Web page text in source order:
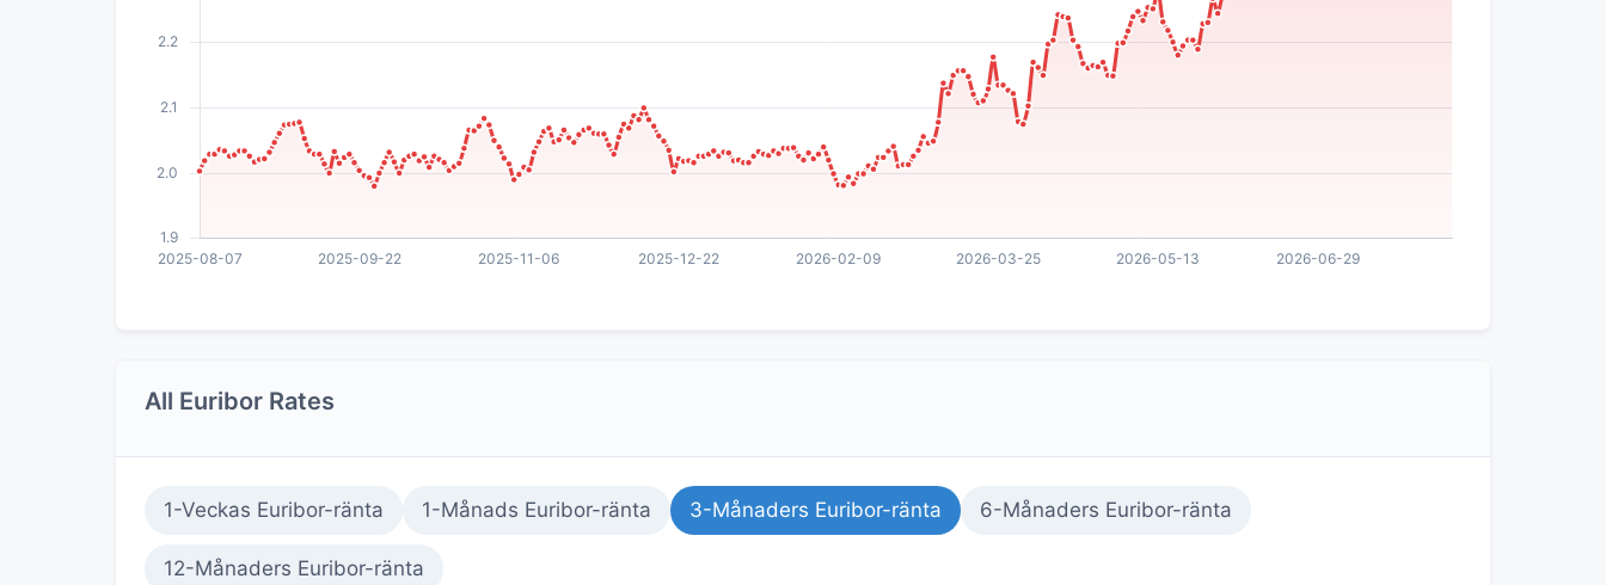
All Euribor Rates
1-Veckas Euribor-ränta 1-Månads Euribor-ränta 3-Månaders Euribor-ränta 6-Månaders Euribor-ränta
12-Månaders Euribor-ränta